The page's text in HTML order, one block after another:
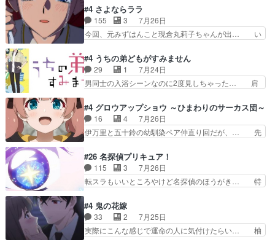
みかたが雑になってきてるな… イキりカストルは
怖がりやったかあスピカな… 鏡の世界への突入と
新たな依頼サブタイトル…
ナリーゼの悪魔の囁きwクリフとエリナ… 悪魔の
囁きやめてくださいwおい、1番重要… ゼニスも
感情が出てきてて良い方向に進んで… 第５話を
ABEMAで視聴しました。視聴に… クリフとエリ
相変わらずで草ルディ君釣り… ルーデウスにシル
フィエットとロキシーとの… 離れ離れになったり
別れがあったり絶望の大…
#4 さよならララ
155 3
7月26日
今回、元みずはんこと現倉丸莉子ちゃんが出… い
様とは...本当の愛とは...なんぞ… テンポの良いボ
ケとツッコミで笑わせつつ、… この作品、ストー
リーにも登場人物にも全く… 家で机に向かってる
時の貧乏ゆすりとか、ラ… お姉ちゃんと話せ
に、ララは何を思うのだ… 息をするかのように3
話まで視聴。2026… ララの王子様探しが本格的
に動き出した回。…
#4 うちの弟どもがすみません
29 1
7月24日
男同士の入浴シーンなのに2度見しちゃった… 肩
散歩って逃げるよね！糸と類を助けよう… 類の面
倒見るのが1番大変そう糸は誰とでも… 源くんを
甘えさせるまでの糸と周りの出来事… 源くん、甘
えちゃうぞ宣言。思ったよりラブ… 糸ちゃんのま
目的を忘れてますますヤング… でも央太と親しく
するのは嫌。世話を拒んで… ゴメス（カエル）外
で散歩させてたのか(*…
#4 グロウアップショウ ～ひまわりのサーカス団～
16 4
7月26日
伊万里と五十鈴の幼馴染ペア仲直り回だが、… 先
や、これ素晴らしいコメディアニメだな。… 水着
回なのにビキニじゃない！これは時代背… 今回は
推しの吾野伊万里ちゃん担当回。これ… 伊万里さ
んの手品回であり水着回ね。瑞佳ち… 売り上げが
タ教育のせいで瑞佳がヒモカス… 伊万里ちゃんの
人前での苦手意識を抱えなが… 第４話をｄアニメ
ストアで視聴しました。視…
#26 名探偵プリキュア！
115 3
7月26日
転スラもいいところやけど名探偵のほうがき… 特
なはプリキュア仲間には自分が未来から… の活
躍、敵を圧倒ってのはおおよその流れだ… キュア
エクレール初変身＆初戦闘。プリキュ… キュアエ
クレールは強いが力を制御できない… キュアエク
#4 鬼の花嫁
33 2
7月25日
実際にこんな感じで運命の人に気付けたらい… 柚